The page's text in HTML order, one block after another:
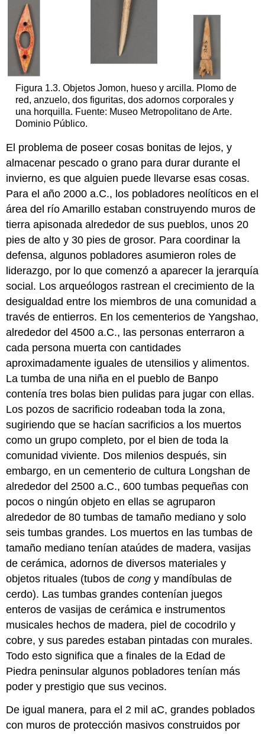
Figura 1.3. Objetos Jomon, hueso y arcilla. Plomo de
red, anzuelo, dos figuritas, dos adornos corporales y
una horquilla. Fuente: Museo Metropolitano de Arte.
Dominio Público.
El problema de poseer cosas bonitas de lejos, y
almacenar pescado o grano para durar durante el
invierno, es que alguien puede llevarse esas cosas.
Para el año 2000 a.C., los pobladores neolíticos en el
área del río Amarillo estaban construyendo muros de
tierra apisonada alrededor de sus pueblos, unos 20
pies de alto y 30 pies de grosor. Para coordinar la
defensa, algunos pobladores asumieron roles de
liderazgo, por lo que comenzó a aparecer la jerarquía
social. Los arqueólogos rastrean el crecimiento de la
desigualdad entre los miembros de una comunidad a
través de entierros. En los cementerios de Yangshao,
alrededor del 4500 a.C., las personas enterraron a
cada persona muerta con cantidades
aproximadamente iguales de utensilios y alimentos.
La tumba de una niña en el pueblo de Banpo
contenía tres bolas bien pulidas para jugar con ellas.
Los pozos de sacrificio rodeaban toda la zona,
sugiriendo que se hacían sacrificios a los muertos
como un grupo completo, por el bien de toda la
comunidad viviente. Dos milenios después, sin
embargo, en un cementerio de cultura Longshan de
alrededor del 2500 a.C., 600 tumbas pequeñas con
pocos o ningún objeto en ellas se agruparon
alrededor de 80 tumbas de tamaño mediano y solo
seis tumbas grandes. Los muertos en las tumbas de
tamaño mediano tenían ataúdes de madera, vasijas
de cerámica, adornos de diversos materiales y
objetos rituales (tubos decong y mandíbulas de
cerdo). Las tumbas grandes contenían juegos
enteros de vasijas de cerámica e instrumentos
musicales hechos de madera, piel de cocodrilo y
cobre, y sus paredes estaban pintadas con murales.
Todo esto significa que a finales de la Edad de
Piedra peninsular algunos pobladores tenían más
poder y prestigio que sus vecinos.
De igual manera, para el 2 mil aC, grandes poblados
con muros de protección masivos construidos por